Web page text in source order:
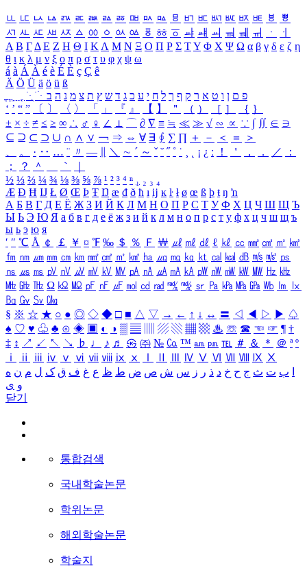
ㅥ ㅦ ㅧ ㅨ ㅩ ㅪ ㅫ ㅬ ㅭ ㅮ ㅯ ㅰ ㅱ ㅲ ㅳ ㅴ ㅵ ㅶ ㅷ ㅸ
ㅹ
ㅺ ㅻ ㅼ ㅽ ㅾ ㅿ ㆀ ㆁ ㆂ ㆃ ㆄ ㆅ ㆆ ㆇ ㆈ ㆉ ㆊ ㆋ ㆌ ㆍ
ㆎ
Α Β ΓΔ Ε Ζ Η Θ Ι ΚΛ Μ Ν Ξ Ο Π Ρ Σ ΤΥ Φ Χ Ψ Ω α β γ δ ε ζ η
θ ι κ λ μ ν ξ ο π ρ σ τ υ φ χ ψ ω
á à Á À é è É È ç Ç ê
Ä Ö Ü ä ö ü ß
ִֶֹ ֻּ ׁׂ פ ם ן ו ט א ר ק ף ך ל ח י ע כ ג ד ש ץ ת צ מ נ ה ב
‘ ’ “ ” 〔 〕 〈 〉 「 」 『 』 【 】 ＂ （ ） ［ ］ ｛ ｝
± × ÷ ≠ ≤ ≥ ∞ ∴ ♂ ♀ ∠ ⊥ ⌒ ∂ ∇ ≡ ≒ ≪ ≫ √ ∽ ∝ ∵ ∫ ∬ ∈ ∋
⊆ ⊇ ⊂ ⊃ ∪ ∩ ∧ ∨ ￢ ⇒ ⇔ ∀ ∃ ∮ ∑ ∏ ＋ － ＜ ＝
＞
、
。 · ‥ … ¨ 〃 ― ＼ ∼ ´ ～ ˇ ˘ ˝ ˚ ˙ ¸ ¡ ¿ ː ！ ＇ ， ． ／
：
；
？ ＾ ｀
½ ⅓ ⅔ ¼ ¾ ⅛ ⅜ ⅝ ⅞ ¹ ² ³ ⁴ ⁿ ₁ ₂ ₃ ₄
Æ Ð Ħ Ĳ Ł Ø Œ Þ Ŧ Ŋ æ đ ð ħ ı ĳ ĸ ŀ ł ø œ ß þ ŧ ŋ ŉ
А Б В Г Д Е Ё Ж З И Й К Л М Н О П Р С Т У Ф Х Ц Ч Ш Щ Ъ
Ы Ь Э Ю Я а б в г д е ё ж з и й к л м н о п р с т у ф х ц ч ш щ ъ
ы ь э ю я
′ ″ ℃ Å ￠ ￡ ￥ ¤ ℉ ‰ ＄ ％ Ｆ ￦ ㎕ ㎖ ㎗ ℓ ㎘ ㏄ ㎣ ㎤ ㎥ ㎦
㎙ ㎚ ㎛ ㎜ ㎝ ㎞ ㎟ ㎠ ㎡ ㎢ ㏊ ㎍ ㎎ ㎏ ㏏ ㎈ ㎉ ㏈ ㎧ ㎨ ㎰
㎱ ㎲ ㎳ ㎴ ㎵ ㎶ ㎷ ㎸ ㎹ ㎀ ㎁ ㎂ ㎃ ㎄ ㎺ ㎻ ㎽ ㎾ ㎿ ㎐ ㎑
㎒ ㎓ ㎔ Ω ㏀ ㏁ ㎊ ㎋ ㎌ ㏖ ㏅ ㎭ ㎮ ㎯ ㏛ ㎩ ㎪ ㎫ ㎬ ㏝ ㏐
㏓
㏃ ㏉ ㏜ ㏆
§ ※ ☆ ★ ○ ● ◎ ◇ ◆ □ ■ △ ▽ → ← ↑ ↓ ↔ 〓 ◁ ◀ ▷ ▶ ♤
♠ ♡ ♥ ♧ ♣ ⊙ ◈ ▣ ◐ ◑ ▒ ▤ ▨ ▧ ▦ ▩ ♨ ☏ ☎ ☜ ☞ ¶ †
‡ ↕ ↗ ↙ ↖ ↘ ♭ ♩ ♪ ♬ ㉿ ㈜ № ㏇ ™ ㏂ ㏘ ℡ ＃ ＆ ＊ ＠ ª º
ⅰ
ⅱ ⅲ ⅳ ⅴ ⅵ ⅶ ⅷ ⅸ ⅹ Ⅳ Ⅴ Ⅵ Ⅶ Ⅷ Ⅸ Ⅹ
ب ت ث ج ح خ د ذ ر ز س ش ص ض ط ظ ع غ ف ق ک ل م ن ه
و ی
닫기
통합검색
국내학술논문
학위논문
해외학술논문
학술지